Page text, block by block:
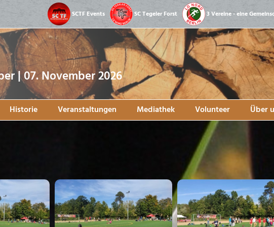
SCTF Events SC Tegeler Forst 3 Vereine - eine
| 07. November 2026
Historie Veranstaltungen Mediathek Volunteer Über